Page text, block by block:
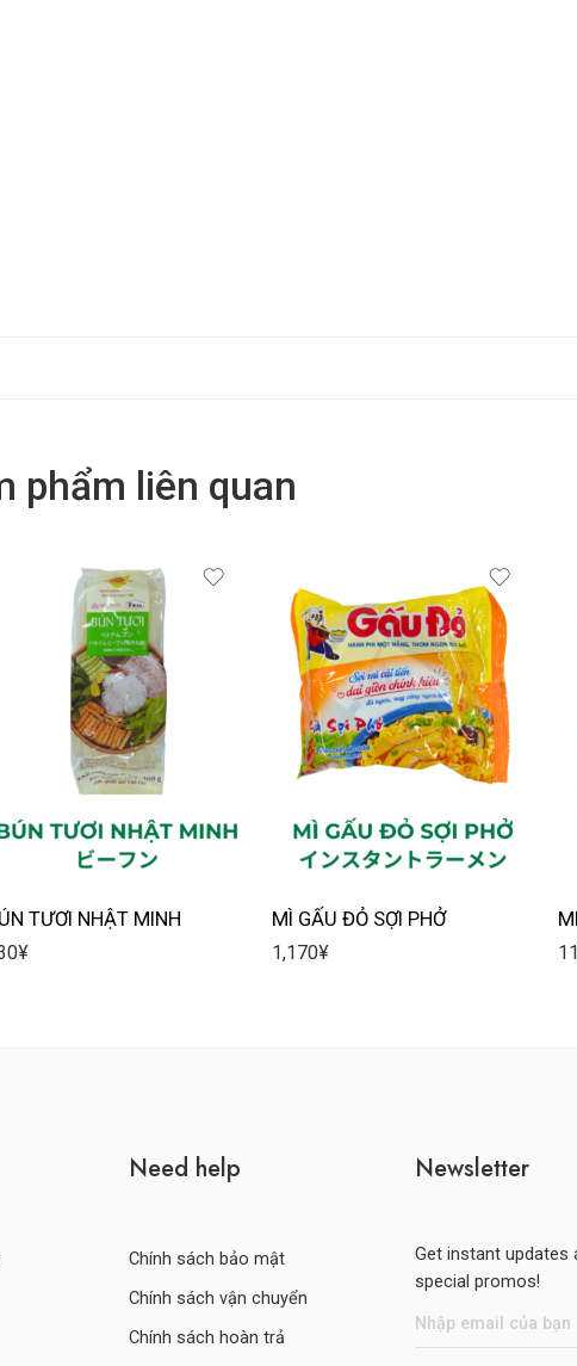
phẩm liên quan
TƯƠI NHẬT MINH
¥
MÌ GẤU ĐỎ SỢI PHỞ
1,170¥
Need help
Chính sách bảo mật
Chính sách vận chuyển
Chính sách hoàn trả
Newsletter
Get instant updates
special promos!